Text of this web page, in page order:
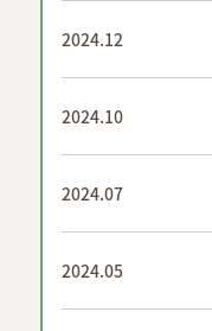
2024.12
2024.10
2024.07
2024.05